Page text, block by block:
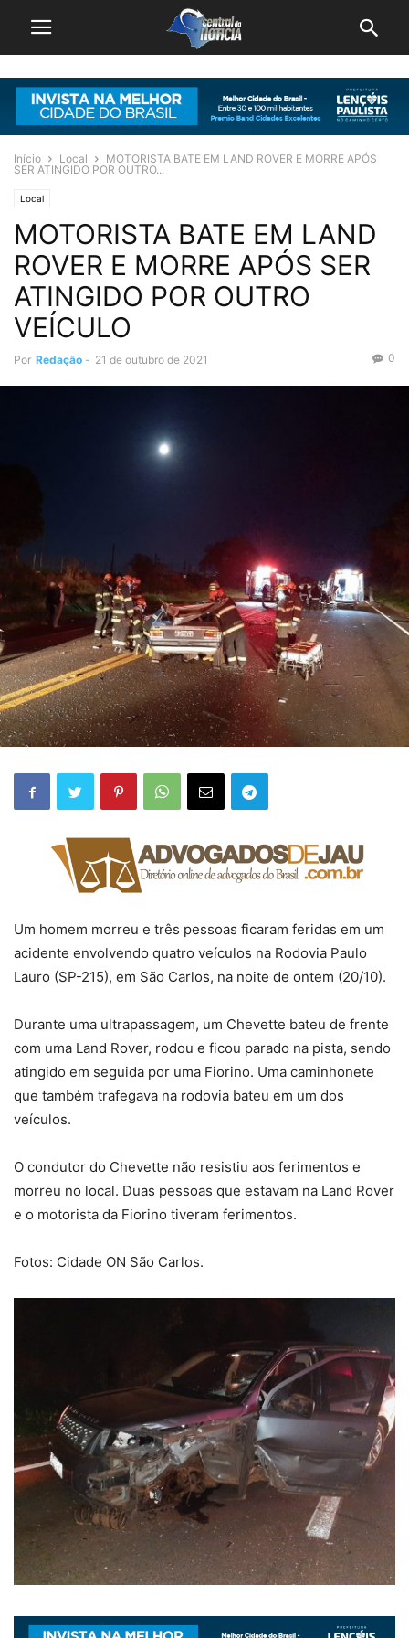
Início Local
MOTORISTA BATE EM LAND ROVER E MORRE APÓS
SER ATINGIDO POR OUTRO...
Local
MOTORISTA BATE EM LAND
ROVER E MORRE APÓS SER
ATINGIDO POR OUTRO
VEÍCULO
Por Redação - 21 de outubro de 2021 0
Um homem morreu e três pessoas ficaram feridas em um
acidente envolvendo quatro veículos na Rodovia Paulo
Lauro (SP-215), em São Carlos, na noite de ontem (20/10).
Durante uma ultrapassagem, um Chevette bateu de frente
com uma Land Rover, rodou e ficou parado na pista, sendo
atingido em seguida por uma Fiorino. Uma caminhonete
que também trafegava na rodovia bateu em um dos
veículos.
O condutor do Chevette não resistiu aos ferimentos e
morreu no local. Duas pessoas que estavam na Land Rover
e o motorista da Fiorino tiveram ferimentos.
Fotos: Cidade ON São Carlos.